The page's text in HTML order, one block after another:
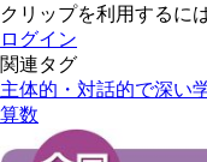
クリップを利用するに
ログイン
関連タグ
主体的・対話的で深い
算数